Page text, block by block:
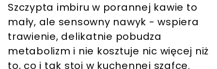
Szczypta imbiru w porannej kawie to
mały, ale sensowny nawyk - wspiera
trawienie, delikatnie pobudza
metabolizm i nie kosztuje nic więcej niż
to, co i tak stoi w kuchennej szafce.